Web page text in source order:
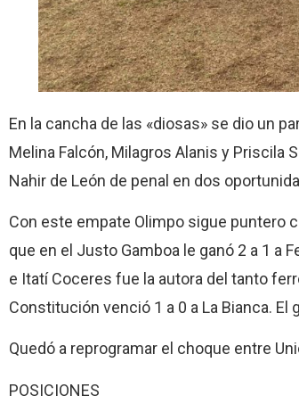
En la cancha de las «diosas» se dio un
Melina Falcón, Milagros Alanis y Priscila
Nahir de León de penal en dos
Con este empate Olimpo sigue puntero
que en el Justo Gamboa le ganó 2 a 1 a
e Itatí Coceres fue la autora del tanto
Constitución venció 1 a 0 a La Bianca. El
Quedó a reprogramar el choque entre
POSICIONES